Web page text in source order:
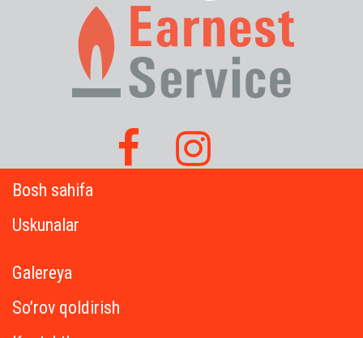
Bosh sahifa
Uskunalar
Galereya
So’rov qoldirish